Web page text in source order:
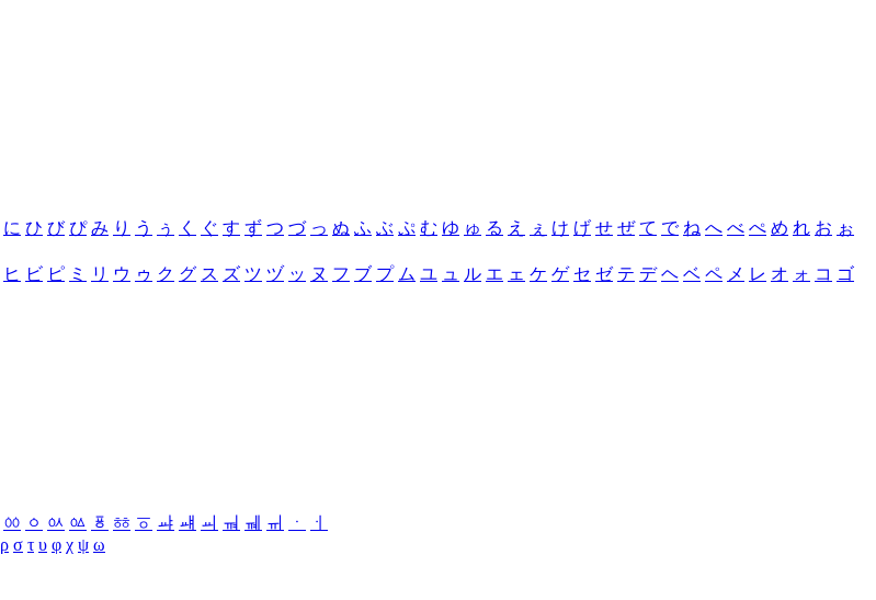
に ひ び ぴ み り う ぅ く ぐ す ず つ づ っ ぬ ふ ぶ ぷ む ゆ ゅ る え ぇ け げ せ ぜ て で ね へ べ ぺ め れ お ぉ
ヒ ビ ピ ミ リ ウ ゥ ク グ ス ズ ツ ヅ ッ ヌ フ ブ プ ム ユ ュ ル エ ェ ケ ゲ セ ゼ テ デ ヘ ベ ペ メ レ オ ォ コ ゴ
ㆀ ㆁ ㆂ ㆃ ㆄ ㆅ ㆆ ㆇ ㆈ ㆉ ㆊ ㆋ ㆌ ㆍ
ㆎ
ρ σ τ υ φ χ ψ ω